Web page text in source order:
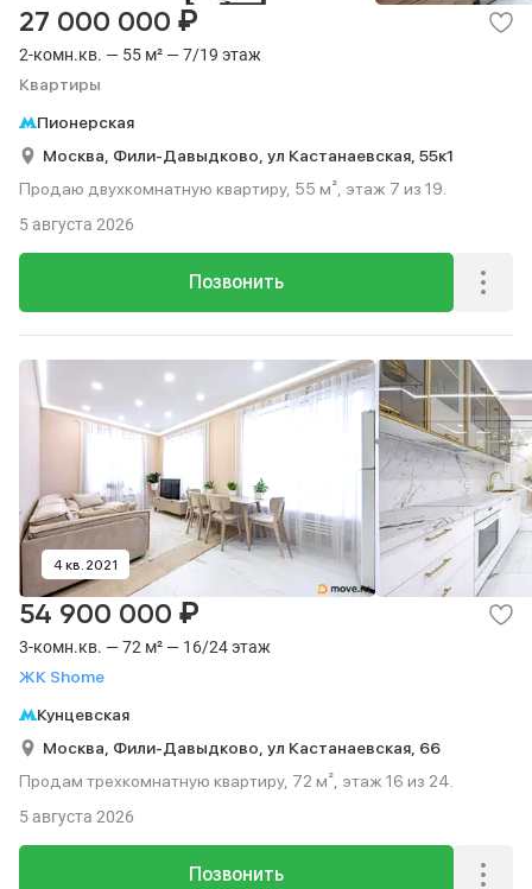
2-комн.кв. — 55 м² — 7/19 этаж
Квартиры
27 000 000 ₽
Пионерская
Москва, Фили-Давыдково, ул Кастанаевская, 55к1
Продаю двухкомнатную квартиру, 55 м², этаж 7 из 19.
Позвонить
5 августа 2026
4 кв. 2021
3-комн.кв. — 72 м² — 16/24 этаж
ЖК Shome
54 900 000 ₽
Кунцевская
Москва, Фили-Давыдково, ул Кастанаевская, 66
Продам трехкомнатную квартиру, 72 м², этаж 16 из 24.
Позвонить
5 августа 2026